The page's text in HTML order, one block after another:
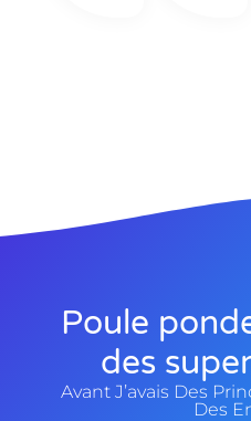
Poule
des
Avant J’avais Des
Des